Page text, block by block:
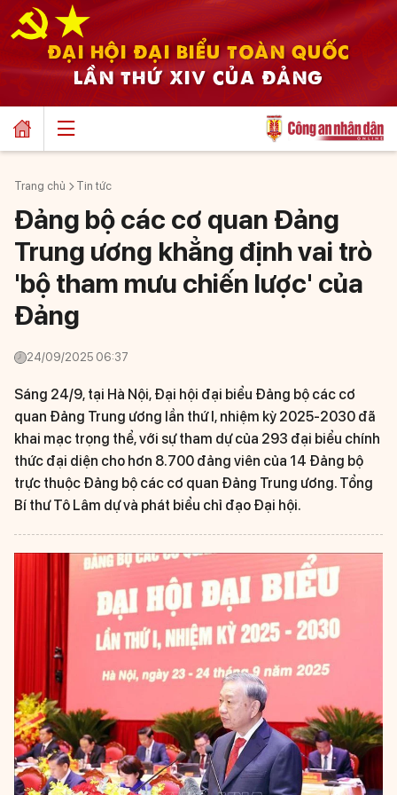
ĐẠI HỘI ĐẠI BIỂU TOÀN QUỐC
LẦN THỨ XIV CỦA ĐẢNG
Trang chủ Tin tức
Đảng bộ các cơ quan Đảng
Trung ương khẳng định vai trò
'bộ tham mưu chiến lược' của
Đảng
24/09/2025 06:37
Sáng 24/9, tại Hà Nội, Đại hội đại biểu Đảng bộ các cơ
quan Đảng Trung ương lần thứ I, nhiệm kỳ 2025-2030 đã
khai mạc trọng thể, với sự tham dự của 293 đại biểu chính
thức đại diện cho hơn 8.700 đảng viên của 14 Đảng bộ
trực thuộc Đảng bộ các cơ quan Đảng Trung ương. Tổng
Bí thư Tô Lâm dự và phát biểu chỉ đạo Đại hội.